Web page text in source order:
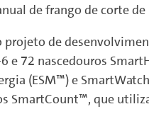
de frango de corte
projeto de
e 72 nascedouros
(ESM™) e
SmartCount™, que